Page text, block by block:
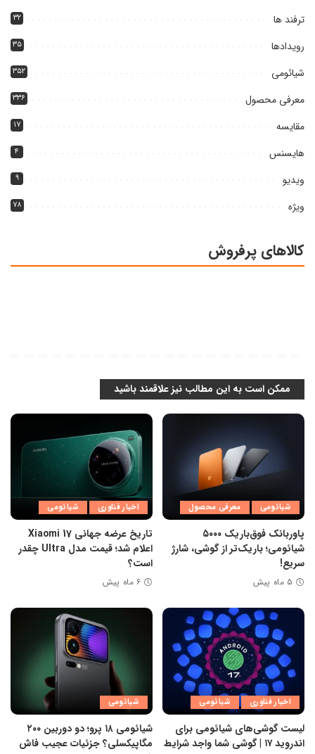
ترفند ها ۳۲
رویدادها ۳۵
شیائومی ۳۵۲
معرفی محصول ۳۳۶
مقایسه ۱۷
هایسنس ۴
ویدیو ۹
ویژه ۷۸
کالاهای پرفروش
ممکن است به این مطالب نیز علاقمند باشید
شیائومی معرفی محصول
پاوربانک فوق‌باریک ۵۰۰۰
شیائومی؛ باریک‌تر از گوشی، شارژ
سریع!
۵ ماه پیش
اخبار فناوری شیائومی
تاریخ عرضه جهانی Xiaomi 17
اعلام شد؛ قیمت مدل Ultra چقدر
است؟
۶ ماه پیش
اخبار فناوری شیائومی
لیست گوشی‌های شیائومی برای
اندروید ۱۷ | گوشی شما واجد شرایط
شیائومی
شیائومی ۱۸ پرو؛ دو دوربین ۲۰۰
مگاپیکسلی؟ جزئیات عجیب فاش